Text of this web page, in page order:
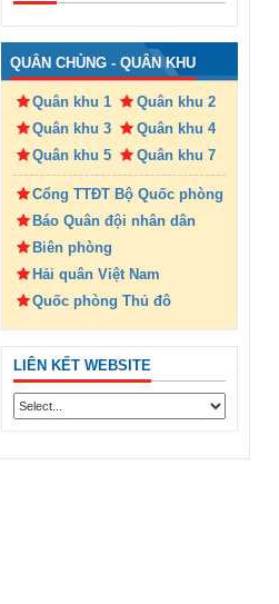
QUÂN CHỦNG - QUÂN KHU
Quân khu 1
Quân khu 2
Quân khu 3
Quân khu 4
Quân khu 5
Quân khu 7
Cổng TTĐT Bộ Quốc phòng
Báo Quân đội nhân dân
Biên phòng
Hải quân Việt Nam
Quốc phòng Thủ đô
LIÊN KẾT WEBSITE